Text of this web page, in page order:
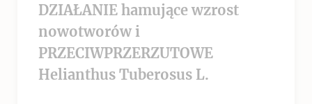
DZIAŁANIE hamujące wzrost
nowotworów i
PRZECIWPRZERZUTOWE
Helianthus Tuberosus L.